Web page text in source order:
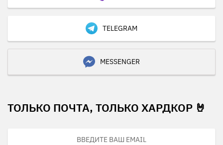
TELEGRAM
MESSENGER
ТОЛЬКО ПОЧТА, ТОЛЬКО ХАРДКОР 🤘